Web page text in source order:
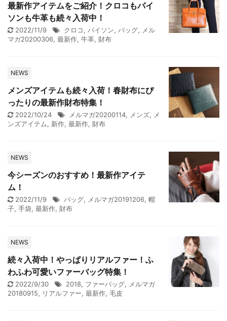
最新作アイテムをご紹介！クロコもパイ
ソンも牛革も続々入荷中！
2022/11/9 クロコ, パイソン, バッグ, メル
マガ20200306, 最新作, 牛革, 財布
NEWS
メンズアイテムも続々入荷！春財布にぴ
ったりの最新作財布特集！
2022/10/24 メルマガ20200114, メンズ, メ
ンズアイテム, 新作, 最新作, 財布
NEWS
今シーズンのおすすめ！最新作アイテ
ム！
2022/11/9 バッグ, メルマガ20191206, 帽
子, 手袋, 最新作, 財布
NEWS
続々入荷中！やっぱりリアルファー！ふ
わふわ可愛いファーバッグ特集！
2022/9/30 2018, ファーバッグ, メルマガ
20180915, リアルファー, 最新作, 毛皮